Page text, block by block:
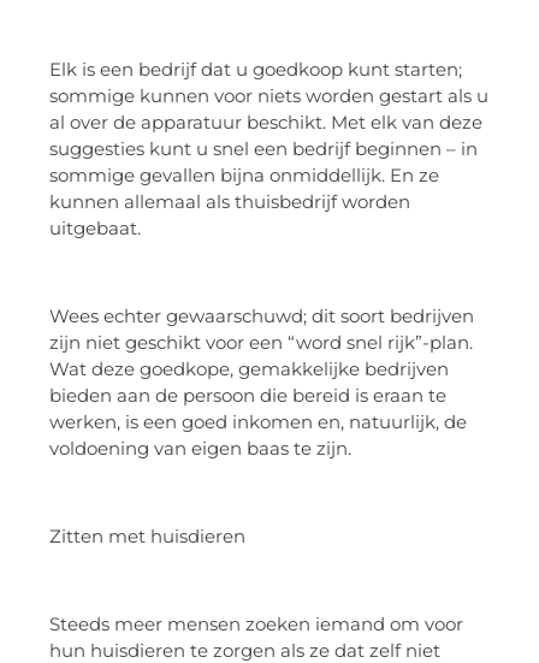
Elk is een bedrijf dat u goedkoop kunt starten;
sommige kunnen voor niets worden gestart als u
al over de apparatuur beschikt. Met elk van deze
suggesties kunt u snel een bedrijf beginnen – in
sommige gevallen bijna onmiddellijk. En ze
kunnen allemaal als thuisbedrijf worden
uitgebaat.
Wees echter gewaarschuwd; dit soort bedrijven
zijn niet geschikt voor een “word snel rijk”-plan.
Wat deze goedkope, gemakkelijke bedrijven
bieden aan de persoon die bereid is eraan te
werken, is een goed inkomen en, natuurlijk, de
voldoening van eigen baas te zijn.
Zitten met huisdieren
Steeds meer mensen zoeken iemand om voor
hun huisdieren te zorgen als ze dat zelf niet